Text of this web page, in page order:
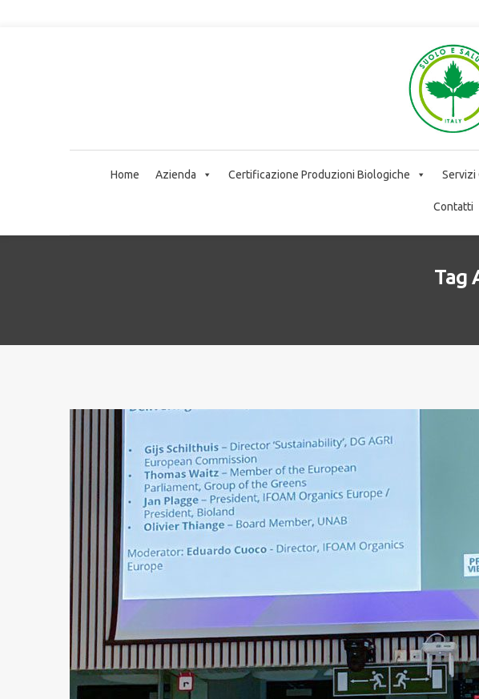
Home Azienda Certificazione Produzioni Biologiche Servizi
Contatti
Tag